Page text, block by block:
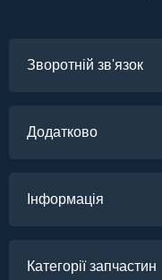
Зворотній зв'язок
Додатково
Інформація
Категорії запчастин